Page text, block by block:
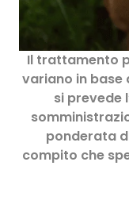
Il trattamento
variano in base
si prevede
ponderata
compito che